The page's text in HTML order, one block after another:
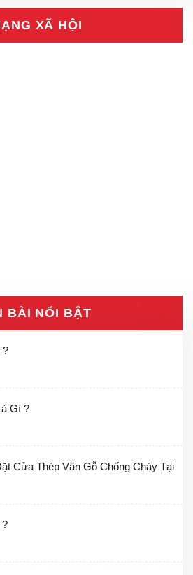
XÃ HỘI
BÀI NỔI BẬT
?
Gì ?
Cửa Thép Vân Gỗ Chống Cháy Tại
?